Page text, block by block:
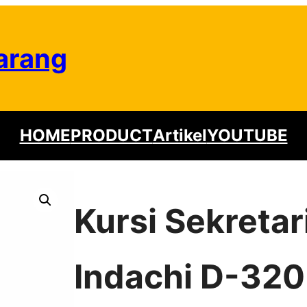
HOMEPRODUCTArtikelYOUTUBE
Kursi
Indachi D-320